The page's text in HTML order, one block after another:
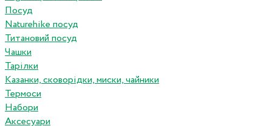
Посуд
Naturehike посуд
Титановий посуд
Чашки
Тарілки
Казанки, сковорідки, миски, чайники
Термоси
Набори
Аксесуари